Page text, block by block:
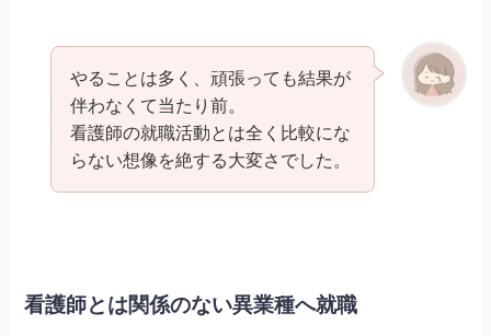
やることは多く、頑張っても結果が
伴わなくて当たり前。
看護師の就職活動とは全く比較にな
らない想像を絶する大変さでした。
看護師とは関係のない異業種へ就職